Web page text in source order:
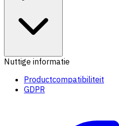
Nuttige informatie
Productcompatibiliteit
GDPR